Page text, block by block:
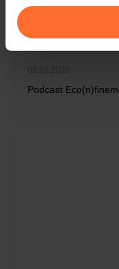
Pour de plus amples
nous utilisons
vos données
08.05.2020
Podcast